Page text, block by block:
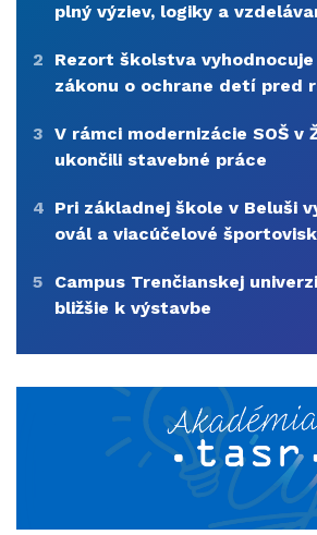
plný výziev, logiky a
2
Rezort školstva
zákonu o ochrane detí pred
3 V rámci modernizácie SOŠ v
ukončili stavebné práce
4 Pri základnej škole v Beluši
ovál a viacúčelové
5
Campus Trenčianskej
bližšie k výstavbe